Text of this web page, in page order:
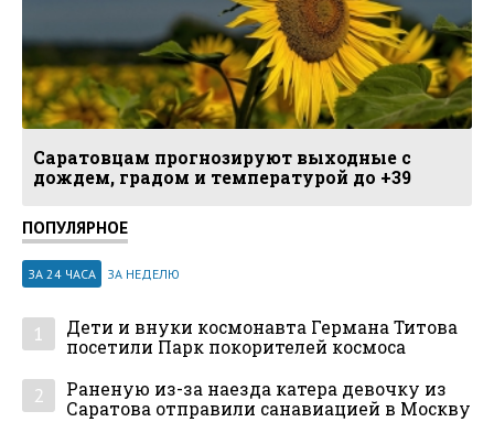
Саратовцам прогнозируют выходные с
дождем, градом и температурой до +39
ПОПУЛЯРНОЕ
ЗА 24 ЧАСА ЗА НЕДЕЛЮ
1
Дети и внуки космонавта Германа Титова
посетили Парк покорителей космоса
2
Раненую из-за наезда катера девочку из
Саратова отправили санавиацией в Москву